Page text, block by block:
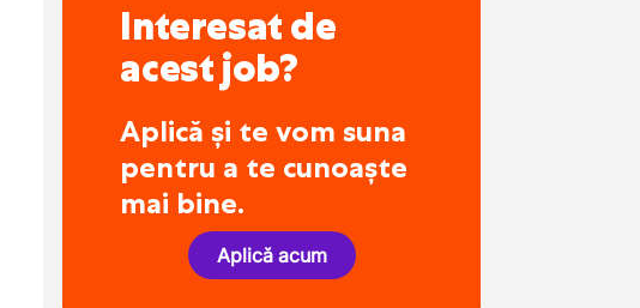
Interesat de
acest job?
Aplică și te vom suna
pentru a te cunoaște
mai bine.
Aplică acum